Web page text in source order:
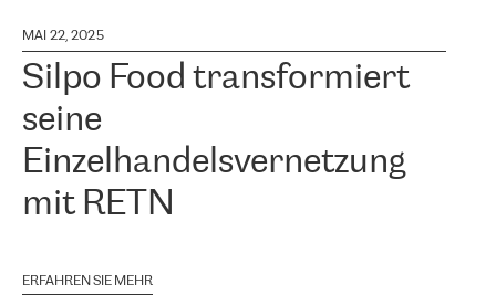
MAI 22, 2025
Silpo Food transformiert
seine
Einzelhandelsvernetzung
mit RETN
ERFAHREN SIE MEHR